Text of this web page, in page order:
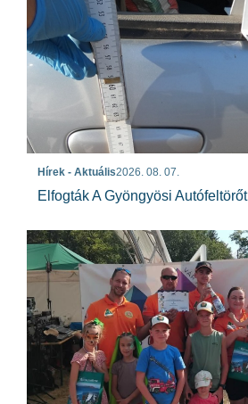
Hírek - Aktuális2026. 08. 07.
Elfogták A Gyöngyösi Autófeltörőt